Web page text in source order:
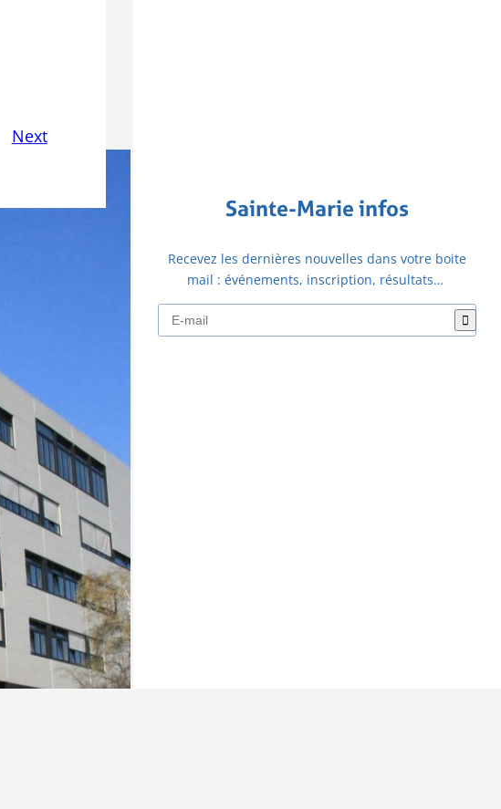
Next
Sainte-Marie infos
Recevez les dernières nouvelles dans votre boite
mail : événements, inscription, résultats…
